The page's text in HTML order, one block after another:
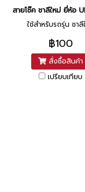
สายโช๊ค ชาลีใหม่ ยี่้ห้อ
ใช้สำหรับรถรุ่น ชาลี
฿100
สั่งซื้อสินค้า
เปรียบเทียบ